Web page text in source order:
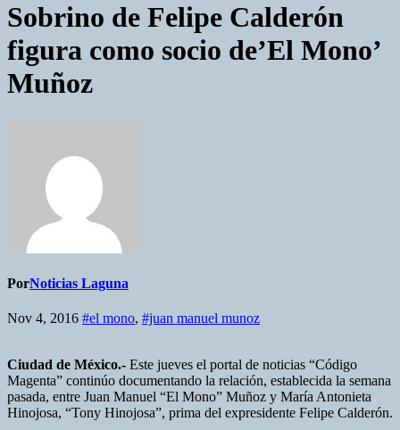
Sobrino de Felipe Calderón
figura como socio de’El Mono’
Muñoz
PorNoticias Laguna
Nov 4, 2016 #el mono, #juan manuel munoz
Ciudad de México.- Este jueves el portal de noticias “Código
Magenta” continúo documentando la relación, establecida la semana
pasada, entre Juan Manuel “El Mono” Muñoz y María Antonieta
Hinojosa, “Tony Hinojosa”, prima del expresidente Felipe Calderón.